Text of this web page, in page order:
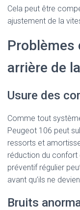
Cela peut être
ajustement de la
Problèmes
arrière de
Usure des
Comme tout
Peugeot 106 peut
ressorts et
réduction du confort
préventif régulier
avant qu’ils ne
Bruits